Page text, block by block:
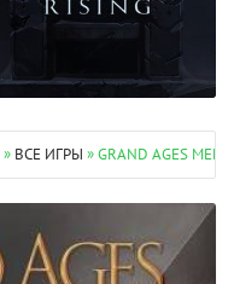
» ВСЕ ИГРЫ » GRAND AGES